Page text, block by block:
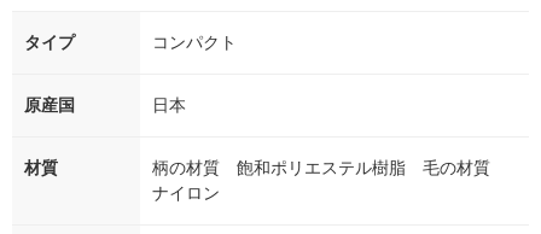
タイプ コンパクト
原産国 日本
材質
柄の材質 飽和ポリエステル樹脂 毛の材質
ナイロン